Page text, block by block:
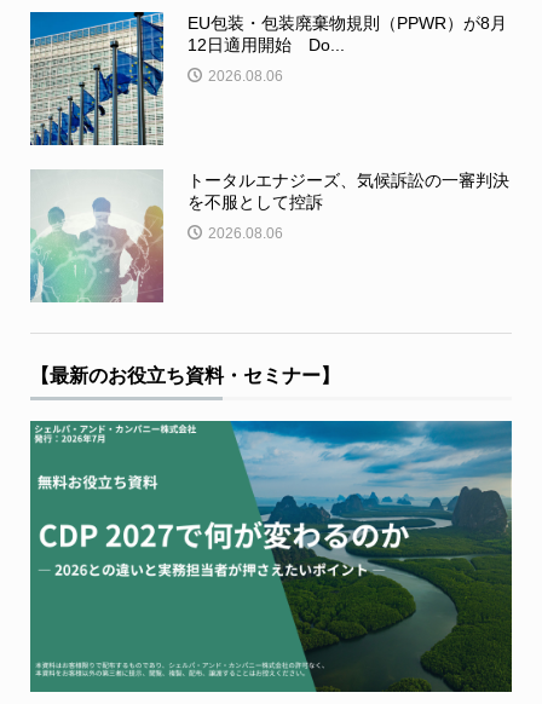
EU包装・包装廃棄物規則（PPWR）が8月
12日適用開始 Do...
2026.08.06
トータルエナジーズ、気候訴訟の一審判決
を不服として控訴
2026.08.06
【最新のお役立ち資料・セミナー】